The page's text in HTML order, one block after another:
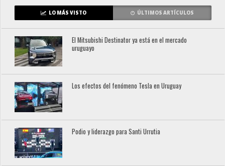
LO MÁS VISTO ÚLTIMOS ARTÍCULOS
El Mitsubishi Destinator ya está en el mercado
uruguayo
Los efectos del fenómeno Tesla en Uruguay
Podio y liderazgo para Santi Urrutia